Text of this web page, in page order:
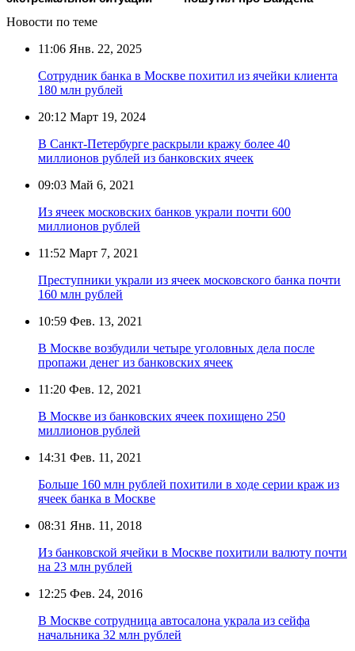
Новости по теме
11:06 Янв. 22, 2025
Сотрудник банка в Москве похитил из ячейки клиента
180 млн рублей
20:12 Март 19, 2024
В Санкт-Петербурге раскрыли кражу более 40
миллионов рублей из банковских ячеек
09:03 Май 6, 2021
Из ячеек московских банков украли почти 600
миллионов рублей
11:52 Март 7, 2021
Преступники украли из ячеек московского банка почти
160 млн рублей
10:59 Фев. 13, 2021
В Москве возбудили четыре уголовных дела после
пропажи денег из банковских ячеек
11:20 Фев. 12, 2021
В Москве из банковских ячеек похищено 250
миллионов рублей
14:31 Фев. 11, 2021
Больше 160 млн рублей похитили в ходе серии краж из
ячеек банка в Москве
08:31 Янв. 11, 2018
Из банковской ячейки в Москве похитили валюту почти
на 23 млн рублей
12:25 Фев. 24, 2016
В Москве сотрудница автосалона украла из сейфа
начальника 32 млн рублей